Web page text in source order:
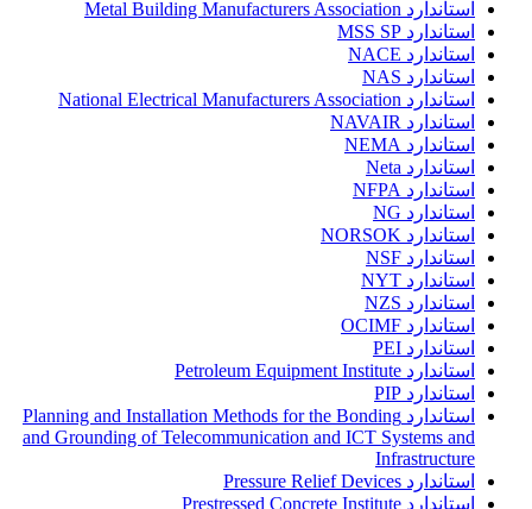
استاندارد Metal Building Manufacturers Association
استاندارد MSS SP
استاندارد NACE
استاندارد NAS
استاندارد National Electrical Manufacturers Association
استاندارد NAVAIR
استاندارد NEMA
استاندارد Neta
استاندارد NFPA
استاندارد NG
استاندارد NORSOK
استاندارد NSF
استاندارد NYT
استاندارد NZS
استاندارد OCIMF
استاندارد PEI
استاندارد Petroleum Equipment Institute
استاندارد PIP
استاندارد Planning and Installation Methods for the Bonding
and Grounding of Telecommunication and ICT Systems and
Infrastructure
استاندارد Pressure Relief Devices
استاندارد Prestressed Concrete Institute